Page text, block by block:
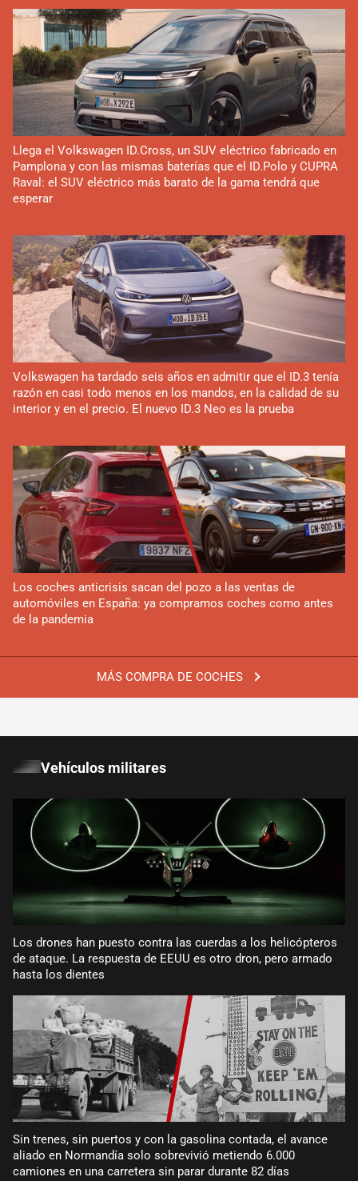
MÁS COMPRA DE COCHES
Llega el Volkswagen ID.Cross, un SUV eléctrico fabricado en
Pamplona y con las mismas baterías que el ID.Polo y CUPRA
Raval: el SUV eléctrico más barato de la gama tendrá que
esperar
Volkswagen ha tardado seis años en admitir que el ID.3 tenía
razón en casi todo menos en los mandos, en la calidad de su
interior y en el precio. El nuevo ID.3 Neo es la prueba
Los coches anticrisis sacan del pozo a las ventas de
automóviles en España: ya compramos coches como antes
de la pandemia
Vehículos militares
Los drones han puesto contra las cuerdas a los helicópteros
de ataque. La respuesta de EEUU es otro dron, pero armado
hasta los dientes
Sin trenes, sin puertos y con la gasolina contada, el avance
aliado en Normandía solo sobrevivió metiendo 6.000
camiones en una carretera sin parar durante 82 días